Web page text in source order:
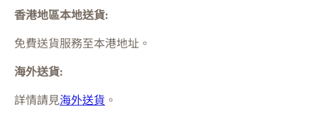
香港地區本地送貨:
免費送貨服務至本港地址。
海外送貨:
詳情請見海外送貨 。